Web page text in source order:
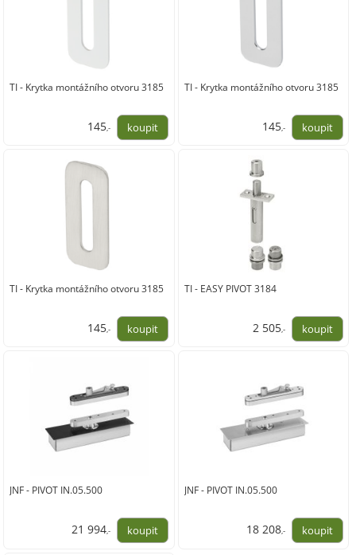
TI - Krytka montážního otvoru 3185
145,-
TI - Krytka montážního otvoru 3185
145,-
TI - Krytka montážního otvoru 3185
145,-
TI - EASY PIVOT 3184
2 505,-
JNF - PIVOT IN.05.500
21 994,-
JNF - PIVOT IN.05.500
18 208,-